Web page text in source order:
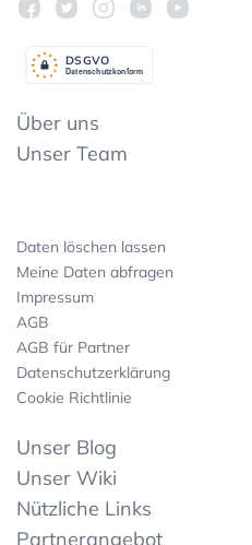
Datenschutzkonform
DSGVO
Über uns
Unser Team
Daten löschen lassen
Meine Daten abfragen
Impressum
AGB
AGB für Partner
Datenschutzerklärung
Cookie Richtlinie
Unser Blog
Unser Wiki
Nützliche Links
Partnerangebot